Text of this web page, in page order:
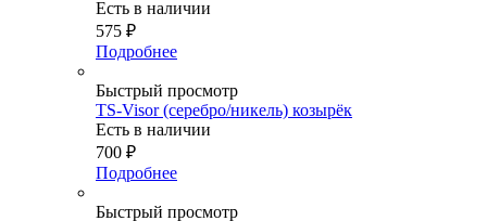
Есть в наличии
575 ₽
Подробнее
Быстрый просмотр
TS-Visor (серебро/никель) козырёк
Есть в наличии
700 ₽
Подробнее
Быстрый просмотр